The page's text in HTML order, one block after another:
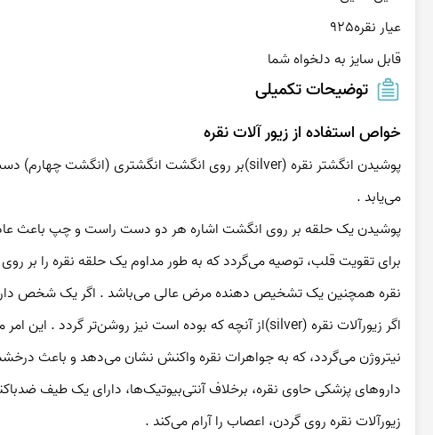
قابل سایز به دلخواه شما
توضیحات تکمیلی
خواص استفاده از زیور آلات نقره
می‌یابد .
پوشیدن یک حلقه بر روی انگشت اشاره‌ هر دو دست راست و چپ باعث عادی‌شدن عملکرد دستگاه گوارش می‌شود .
برای تقویت قلب، توصیه می‌گردد که به طور مداوم یک حلقه‌ نقره را بر روی انگشت کوچک دست چپ بپوشید .
نقره همچنین یک تشخیص‌ دهنده‌ مرض عالی می‌باشد . اگر یک شخص دارای یک مشکل در سیستم غدد درون‌ریز باشد، زیورآلات نقره تیره می‌شوند .
نیتروژن می‌گردد، که به جواهرات نقره واکنش نشان می‌دهد و باعث درخشش آنها می‌گردد .
داروهای پزشکی حاوی نقره، برخلاف آنتی‌بیوتیک‌ها، دارای یک طیف ضدباکتری گسترده‌تر می‌باشند . مهمتر از آن اینکه باعث تضعیف سیستم ایمنی بدن نمی‌شوند .
زیورآلات نقره روی گردن، اعصاب را آرام می‌کند .